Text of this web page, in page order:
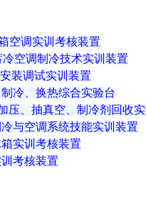
空调实训考核装置
空调制冷技术实训装置
装调试实训装置
冷、换热综合实验台
压、抽真空、制冷剂回收
与空调系统技能实训装置
实训考核装置
考核装置